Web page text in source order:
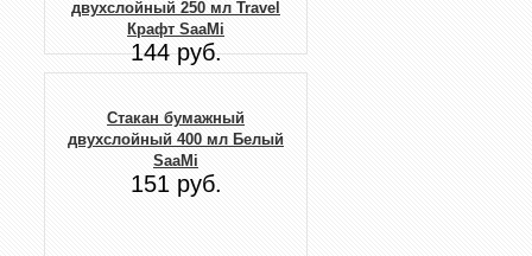
двухслойный 250 мл Travel
Крафт SaaMi
144 руб.
Стакан бумажный
двухслойный 400 мл Белый
SaaMi
151 руб.